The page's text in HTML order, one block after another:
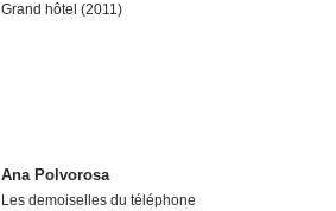
Grand hôtel (2011)
Ana Polvorosa
Les demoiselles du téléphone